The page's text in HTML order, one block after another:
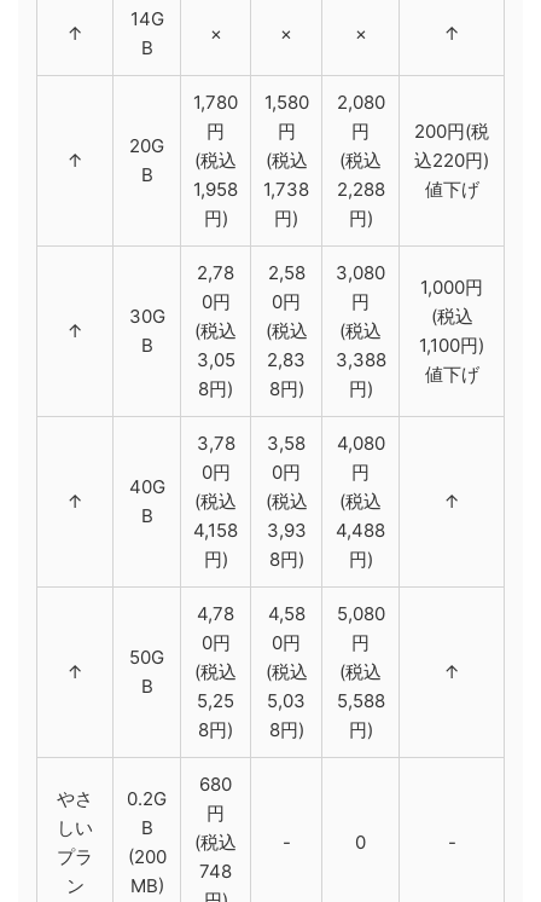
↑
14G
B
× × × ↑
↑
20G
B
1,780
円
(税込
1,958
円)
1,580
円
(税込
1,738
円)
2,080
円
(税込
2,288
円)
200円(税
込220円)
値下げ
↑
30G
B
2,78
0円
(税込
3,05
8円)
2,58
0円
(税込
2,83
8円)
3,080
円
(税込
3,388
円)
1,000円
(税込
1,100円)
値下げ
↑
40G
B
3,78
0円
(税込
4,158
円)
3,58
0円
(税込
3,93
8円)
4,080
円
(税込
4,488
円)
↑
↑
50G
B
4,78
0円
(税込
5,25
8円)
4,58
0円
(税込
5,03
8円)
5,080
円
(税込
5,588
円)
↑
やさ
しい
プラ
ン
0.2G
B
(200
MB)
680
円
(税込
748
- 0 -